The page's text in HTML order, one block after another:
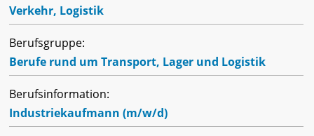
Verkehr, Logistik
Berufsgruppe:
Berufe rund um Transport, Lager und Logistik
Berufsinformation:
Industriekaufmann (m/w/d)